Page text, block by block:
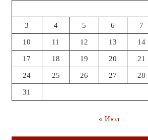
3 4 5 6 7
10 11 12 13 14
17 18 19 20 21
24 25 26 27 28
31
« Июл